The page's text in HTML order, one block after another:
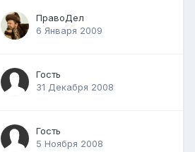
ПравоДел
6 Января 2009
Гость
31 Декабря 2008
Гость
5 Ноября 2008